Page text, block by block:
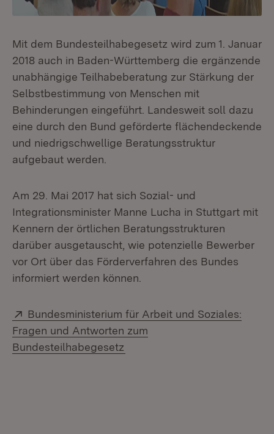
Mit dem Bundesteilhabegesetz wird zum 1. Januar
2018 auch in Baden-Württemberg die ergänzende
unabhängige Teilhabeberatung zur Stärkung der
Selbstbestimmung von Menschen mit
Behinderungen eingeführt. Landesweit soll dazu
eine durch den Bund geförderte flächendeckende
und niedrigschwellige Beratungsstruktur
aufgebaut werden.
Am 29. Mai 2017 hat sich Sozial- und
Integrationsminister Manne Lucha in Stuttgart mit
Kennern der örtlichen Beratungsstrukturen
darüber ausgetauscht, wie potenzielle Bewerber
vor Ort über das Förderverfahren des Bundes
informiert werden können.
Extern:
Bundesministerium für Arbeit und Soziales:
Fragen und Antworten zum
Bundesteilhabegesetz